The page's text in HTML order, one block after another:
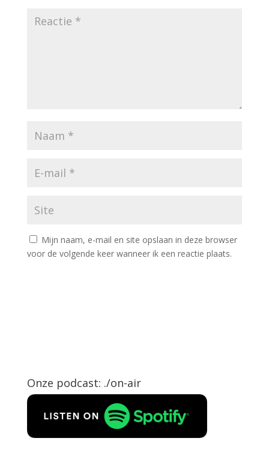
Mijn naam, e-mail en site opslaan in deze browser
voor de volgende keer wanneer ik een reactie plaats.
Onze podcast: ./on-air